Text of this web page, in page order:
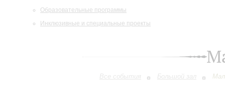
Образовательные программы
Инклюзивные и специальные проекты
Все события Большой зал